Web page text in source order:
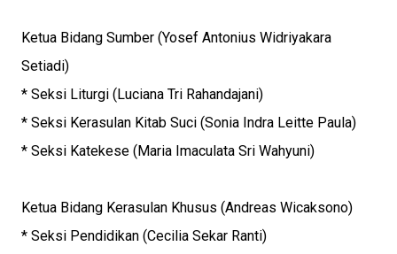
Ketua Bidang Sumber (Yosef Antonius Widriyakara
Setiadi)
* Seksi Liturgi (Luciana Tri Rahandajani)
* Seksi Kerasulan Kitab Suci (Sonia Indra Leitte Paula)
* Seksi Katekese (Maria Imaculata Sri Wahyuni)
Ketua Bidang Kerasulan Khusus (Andreas Wicaksono)
* Seksi Pendidikan (Cecilia Sekar Ranti)